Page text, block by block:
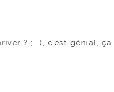
? ;- ), c’est génial, ça